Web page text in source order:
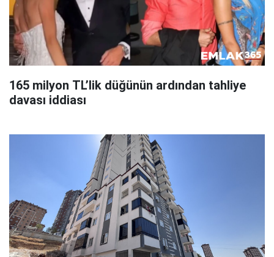
165 milyon TL’lik düğünün ardından tahliye
davası iddiası